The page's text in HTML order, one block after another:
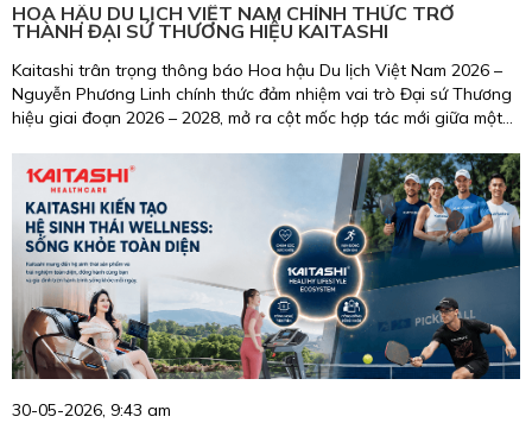
HOA HẬU DU LỊCH VIỆT NAM CHÍNH THỨC TRỞ
THÀNH ĐẠI SỨ THƯƠNG HIỆU KAITASHI
Kaitashi trân trọng thông báo Hoa hậu Du lịch Việt Nam 2026 –
Nguyễn Phương Linh chính thức đảm nhiệm vai trò Đại sứ Thương
hiệu giai đoạn 2026 – 2028, mở ra cột mốc hợp tác mới giữa một
thương hiệu chăm sóc sức khỏe uy tín tại Việt Nam.
30-05-2026, 9:43 am